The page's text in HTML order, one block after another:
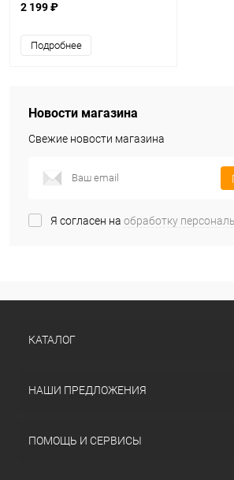
2 199 ₽
Подробнее
Новости магазина
Свежие новости магазина
Я согласен на обработку
КАТАЛОГ
НАШИ ПРЕДЛОЖЕНИЯ
ПОМОЩЬ И СЕРВИСЫ